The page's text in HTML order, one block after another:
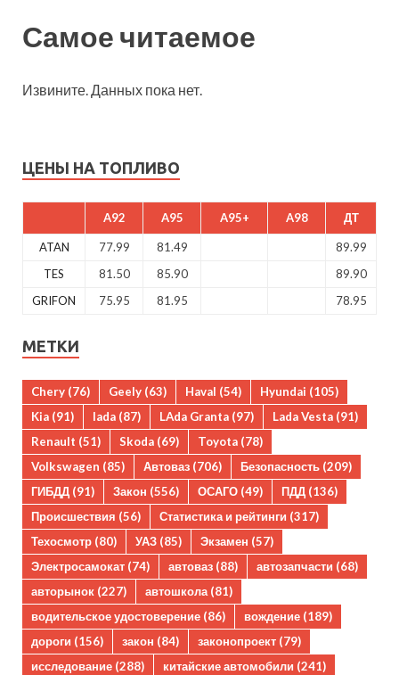
Самое читаемое
Извините. Данных пока нет.
ЦЕНЫ НА ТОПЛИВО
A92 A95 A95+ A98 ДТ
ATAN 77.99 81.49
89.99
TES
81.50 85.90
89.90
GRIFON
75.95 81.95 78.95
МЕТКИ
Chery (76) Geely (63) Haval (54) Hyundai (105)
Kia (91) lada (87) LAda Granta (97) Lada Vesta (91)
Renault (51) Skoda (69) Toyota (78)
Volkswagen (85) Автоваз (706) Безопасность (209)
ГИБДД (91) Закон (556) ОСАГО (49) ПДД (136)
Происшествия (56) Статистика и рейтинги (317)
Техосмотр (80) УАЗ (85) Экзамен (57)
Электросамокат (74) автоваз (88) автозапчасти (68)
авторынок (227) автошкола(81)
водительское удостоверение (86) вождение (189)
дороги (156) закон (84) законопроект (79)
исследование (288) китайские автомобили (241)